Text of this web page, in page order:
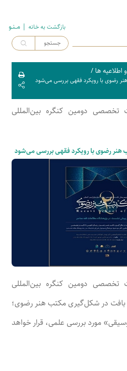
بازگشت به خـانه | مــنـو
اطلاعیه ها /
رضوی با رویکرد فقهی بررسی می‌شود
دومین کنگره بین‌المللی
رضوی با رویکرد فقهی بررسی می‌شود
دومین کنگره بین‌المللی
در شکل‌گیری مکتب هنر رضوی؛
مورد بررسی علمی، قرار خواهد